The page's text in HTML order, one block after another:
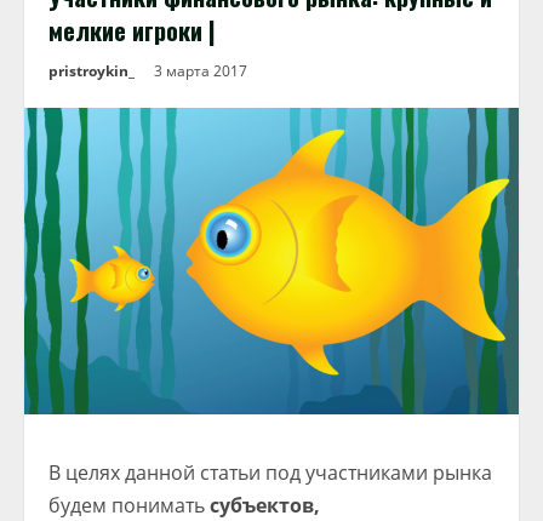
мелкие игроки |
pristroykin_ 3 марта 2017
В целях данной статьи под участниками рынка
будем пониматьсубъектов,